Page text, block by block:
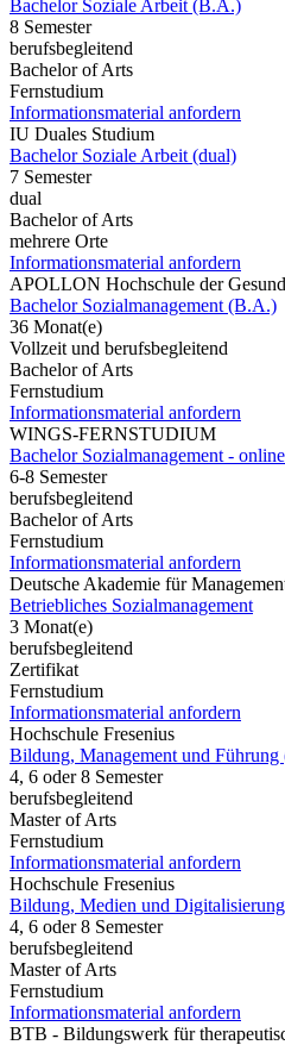
Bachelor Soziale Arbeit (B.A.)
8 Semester
berufsbegleitend
Bachelor of Arts
Fernstudium
Informationsmaterial anfordern
IU Duales Studium
Bachelor Soziale Arbeit (dual)
7 Semester
dual
Bachelor of Arts
mehrere Orte
Informationsmaterial anfordern
APOLLON Hochschule der
Bachelor Sozialmanagement (B.A.)
36 Monat(e)
Vollzeit und berufsbegleitend
Bachelor of Arts
Fernstudium
Informationsmaterial anfordern
WINGS-FERNSTUDIUM
Bachelor Sozialmanagement -
6-8 Semester
berufsbegleitend
Bachelor of Arts
Fernstudium
Informationsmaterial anfordern
Deutsche Akademie für
Betriebliches Sozialmanagement
3 Monat(e)
berufsbegleitend
Zertifikat
Fernstudium
Informationsmaterial anfordern
Hochschule Fresenius
Bildung, Management und
4, 6 oder 8 Semester
berufsbegleitend
Master of Arts
Fernstudium
Informationsmaterial anfordern
Hochschule Fresenius
Bildung, Medien und
4, 6 oder 8 Semester
berufsbegleitend
Master of Arts
Fernstudium
Informationsmaterial anfordern
BTB - Bildungswerk für